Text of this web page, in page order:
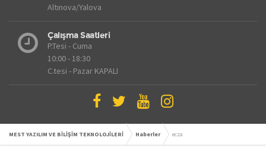
Altınova/Yalova
Çalışma Saatleri
P.Tesi - Cuma
10:00 - 18:30
C.tesi - Pazar KAPALI
MEST YAZILIM VE BİLİŞİM TEKNOLOJİLERİ Haberler ecza